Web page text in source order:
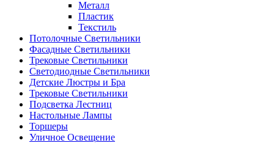
Металл
Пластик
Текстиль
Потолочные Светильники
Фасадные Светильники
Трековые Светильники
Светодиодные Светильники
Детские Люстры и Бра
Трековые Светильники
Подсветка Лестниц
Настольные Лампы
Торшеры
Уличное Освещение